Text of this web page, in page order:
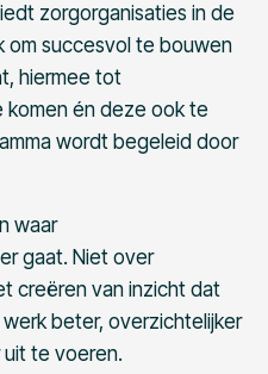
zorgorganisaties in de
om succesvol te bouwen
hiermee tot
komen én deze ook te
wordt begeleid door
waar
gaat. Niet over
creëren van inzicht dat
beter, overzichtelijker
te voeren.